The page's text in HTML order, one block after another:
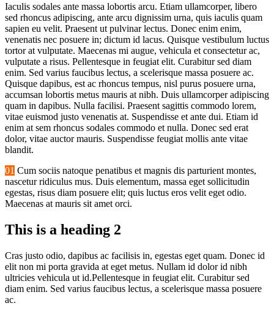
Iaculis sodales ante massa lobortis arcu. Etiam ullamcorper, libero
sed rhoncus adipiscing, ante arcu dignissim urna, quis iaculis quam
sapien eu velit. Praesent ut pulvinar lectus. Donec enim enim,
venenatis nec posuere in; dictum id lacus. Quisque vestibulum luctus
tortor at vulputate. Maecenas mi augue, vehicula et consectetur ac,
vulputate a risus. Pellentesque in feugiat elit. Curabitur sed diam
enim. Sed varius faucibus lectus, a scelerisque massa posuere ac.
Quisque dapibus, est ac rhoncus tempus, nisl purus posuere urna,
accumsan lobortis metus mauris at nibh. Duis ullamcorper adipiscing
quam in dapibus. Nulla facilisi. Praesent sagittis commodo lorem,
vitae euismod justo venenatis at. Suspendisse et ante dui. Etiam id
enim at sem rhoncus sodales commodo et nulla. Donec sed erat
dolor, vitae auctor mauris. Suspendisse feugiat mollis ante vitae
blandit.
01 Cum sociis natoque penatibus et magnis dis parturient montes,
nascetur ridiculus mus. Duis elementum, massa eget sollicitudin
egestas, risus diam posuere elit; quis luctus eros velit eget odio.
Maecenas at mauris sit amet orci.
This is a heading 2
Cras justo odio, dapibus ac facilisis in, egestas eget quam. Donec id
elit non mi porta gravida at eget metus. Nullam id dolor id nibh
ultricies vehicula ut id.Pellentesque in feugiat elit. Curabitur sed
diam enim. Sed varius faucibus lectus, a scelerisque massa posuere
ac.